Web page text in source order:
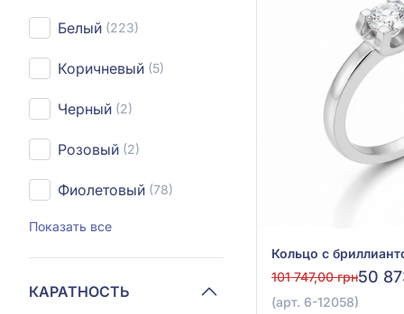
Белый (223)
Коричневый (5)
Черный (2)
Розовый (2)
Фиолетовый (78)
Показать все
КАРАТНОСТЬ
101 747,00 грн50
(арт. 6-12058)